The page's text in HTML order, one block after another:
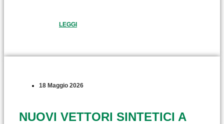
LEGGI
18 Maggio 2026
NUOVI VETTORI SINTETICI A